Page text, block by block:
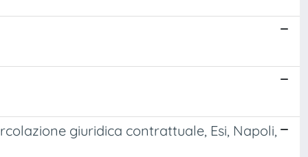
giuridica contrattuale, Esi, Napoli,